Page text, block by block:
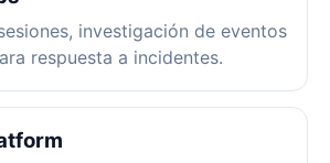
investigación de eventos
respuesta a incidentes.